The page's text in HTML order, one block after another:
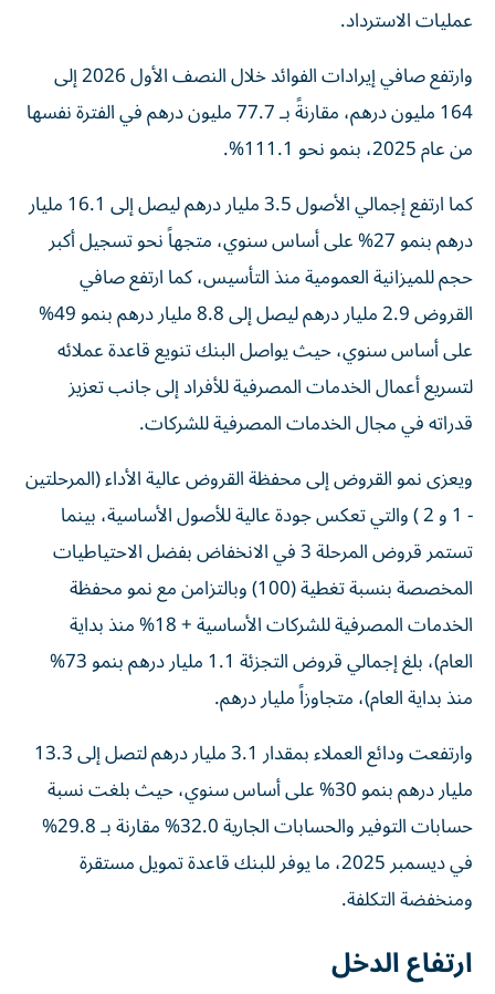
عمليات الاسترداد.
وارتفع صافي إيرادات الفوائد خلال النصف الأول 2026 إلى
164 مليون درهم، مقارنةً بـ 77.7 مليون درهم في الفترة نفسها
من عام 2025، بنمو نحو 111.1%.
كما ارتفع إجمالي الأصول 3.5 مليار درهم ليصل إلى 16.1 مليار
درهم بنمو 27% على أساس سنوي، متجهاً نحو تسجيل أكبر
حجم للميزانية العمومية منذ التأسيس، كما ارتفع صافي
القروض 2.9 مليار درهم ليصل إلى 8.8 مليار درهم بنمو 49%
على أساس سنوي، حيث يواصل البنك تنويع قاعدة عملائه
لتسريع أعمال الخدمات المصرفية للأفراد إلى جانب تعزيز
قدراته في مجال الخدمات المصرفية للشركات.
ويعزى نمو القروض إلى محفظة القروض عالية الأداء (المرحلتين
- 1 و 2 ) والتي تعكس جودة عالية للأصول الأساسية، بينما
تستمر قروض المرحلة 3 في الانخفاض بفضل الاحتياطيات
المخصصة بنسبة تغطية (100) وبالتزامن مع نمو محفظة
الخدمات المصرفية للشركات الأساسية + 18% منذ بداية
العام)، بلغ إجمالي قروض التجزئة 1.1 مليار درهم بنمو 73%
منذ بداية العام)، متجاوزاً مليار درهم.
وارتفعت ودائع العملاء بمقدار 3.1 مليار درهم لتصل إلى 13.3
مليار درهم بنمو 30% على أساس سنوي، حيث بلغت نسبة
حسابات التوفير والحسابات الجارية 32.0% مقارنة بـ 29.8%
في ديسمبر 2025، ما يوفر للبنك قاعدة تمويل مستقرة
ومنخفضة التكلفة.
ارتفاع الدخل